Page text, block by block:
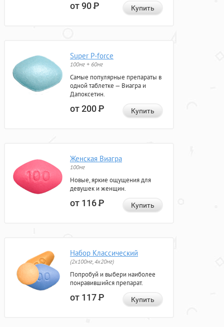
от 90Р Купить
Super P-force
100мг + 60мг
Самые популярные препараты в
одной таблетке — Виагра и
Дапоксетин.
от 200Р Купить
Женская Виагра
100мг
Новые, яркие ощущения для
девушек и женщин.
от 116Р Купить
Набор Классический
(2x100мг, 4x20мг)
Попробуй и выбери наиболее
понравившийся препарат.
от 117Р Купить